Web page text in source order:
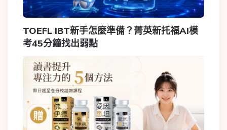
TOEFL IBT新手怎麼準備？菁英新托福AI模
考45分鐘找出弱點